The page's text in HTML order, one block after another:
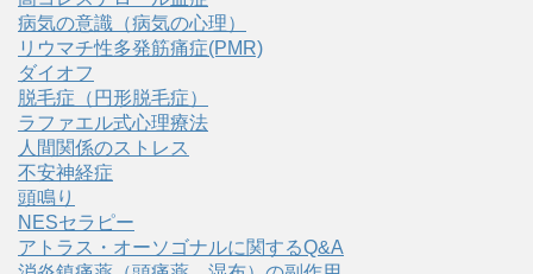
病気の意識（病気の心理）
リウマチ性多発筋痛症(PMR)
ダイオフ
脱毛症（円形脱毛症）
ラファエル式心理療法
人間関係のストレス
不安神経症
頭鳴り
NESセラピー
アトラス・オーソゴナルに関するQ&A